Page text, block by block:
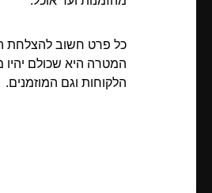
כל פרט חשוב להצלחת
המטרה היא שכולם יהיו
הלקוחות וגם המוזמנים.